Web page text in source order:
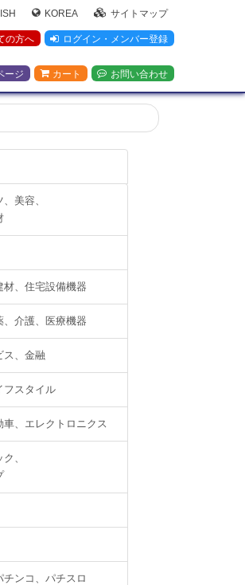
KOREA サイトマップ
の方へ ログイン・メンバー登録
ージ カート お問い合わせ
美容、
、住宅設備機器
介護、医療機器
ス、金融
フスタイル
、エレクトロニクス
、
チンコ、パチスロ